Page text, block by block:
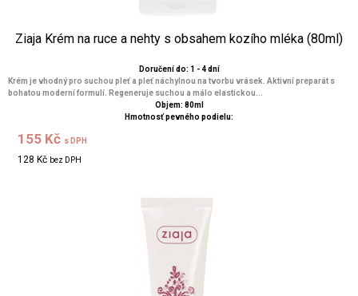
Ziaja Krém na ruce a nehty s obsahem kozího mléka (80ml)
Doručení do: 1 - 4 dní
Krém je vhodný pro suchou pleť a pleť náchylnou na tvorbu vrásek. Aktivní preparát s
bohatou moderní formulí. Regeneruje suchou a málo elastickou...
Objem: 80ml
Hmotnosť pevného podielu:
155 Kč s DPH
128 Kč bez DPH